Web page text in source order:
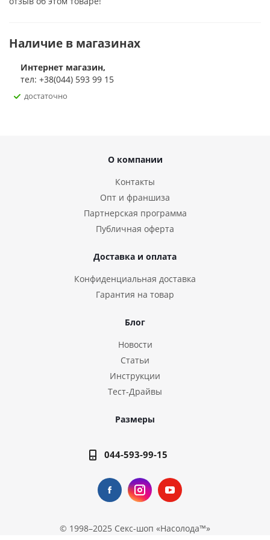
чехле.
Наличие в магазинах
Интернет магазин,
тел: +38(044) 593 99 15
достаточно
О компании
Контакты
Опт и франшиза
Партнерская программа
Публичная оферта
Доставка и оплата
Конфиденциальная доставка
Гарантия на товар
Блог
Новости
Статьи
Инструкции
Тест-Драйвы
Размеры
044-593-99-15
© 1998–2025 Секс-шоп «Насолода™»